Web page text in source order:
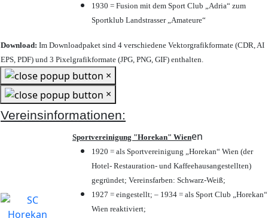
1930 = Fusion mit dem Sport Club „Adria“ zum
Sportklub Landstrasser „Amateure“
Download: Im Downloadpaket sind 4 verschiedene Vektorgrafikformate (CDR, AI
EPS, PDF) und 3 Pixelgrafikformate (JPG, PNG, GIF) enthalten.
×
×
Vereinsinformationen:
Sportvereinigung "Horekan" Wienen
1920 = als Sportvereinigung „Horekan“ Wien (der
Hotel- Restauration- und Kaffeehausangestellten)
gegründet; Vereinsfarben: Schwarz-Weiß;
1927 = eingestellt; – 1934 = als Sport Club „Horekan“
Wien reaktiviert;